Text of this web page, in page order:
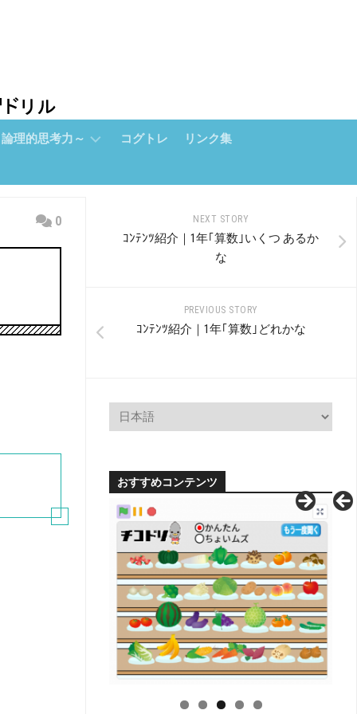
理的思考力～ コグトレ リンク集
0 NEXT STORY
ｺﾝﾃﾝﾂ紹介｜1年｢算数｣いくつ あるか
な
PREVIOUS STORY
ｺﾝﾃﾝﾂ紹介｜1年｢算数｣どれかな
おすすめコンテンツ